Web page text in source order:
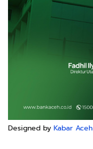
Designed by Kabar Aceh